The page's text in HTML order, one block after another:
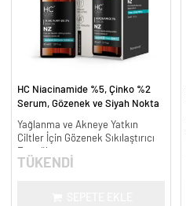
HC Niacinamide %5, Çinko %2
Serum, Gözenek ve Siyah Nokta
30 ml.
Yağlanma ve Akneye Yatkın
Ciltler İçin Gözenek Sıkılaştırıcı
TÜKENDİ